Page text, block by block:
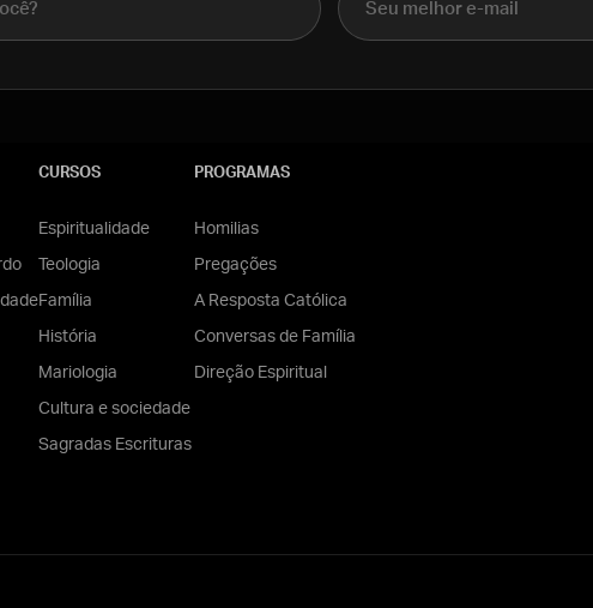
CURSOS
Espiritualidade
Teologia
Família
História
Mariologia
Cultura e sociedade
Sagradas Escrituras
PROGRAMAS
Homilias
Pregações
A Resposta Católica
Conversas de Família
Direção Espiritual